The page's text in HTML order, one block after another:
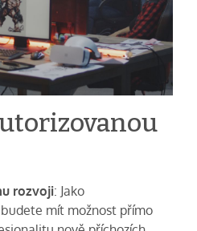
rozvoji: Jako
budete mít možnost přímo